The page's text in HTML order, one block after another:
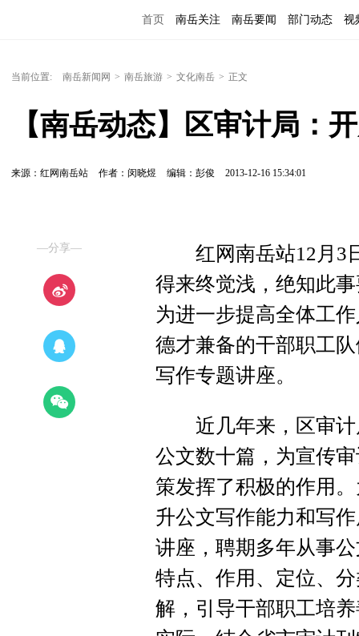
首页 南岳关注 南岳要闻 部门动态 视
当前位置: 南岳新闻网 > 南岳旅游 > 文化南岳 > 正文
【南岳动态】区审计局：
来源：红网南岳站 作者：闵晓煜 编辑：彭俊 2013-12-16 15:34:01
—分享—
红网南岳站12月3日
得来终觉浅，绝知此
为进一步提高全体工
德才兼备的干部职工
写作专题讲座。
近几年来，区审计
公文数十篇，为宣传
策发挥了积极的作用
升公文写作能力和写
讲座，聘期多年从事
特点、作用、定位、
解，引导干部职工培